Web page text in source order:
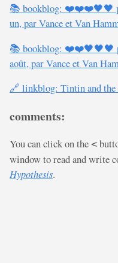
📚 bookblog: ❤️❤️❤️🖤🖤
un, par Vance et Van
📚 bookblog: ❤️❤️🖤🖤🖤
août, par Vance et Van
🔗 linkblog: Tintin and the
comments:
You can click on the <
window to read and write
Hypothesis.